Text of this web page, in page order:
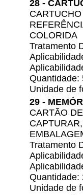
28 -
COLORIDA
Tratamento
Quantidade:
Unidade de
29 -
CARTÃO
Tratamento
Quantidade:
Unidade de